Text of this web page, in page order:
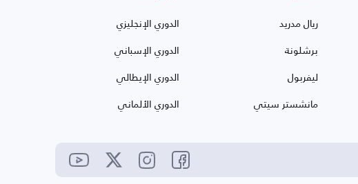
ريال مدريد
برشلونة
ليفربول
مانشستر سيتي
الدوري الإنجليزي
الدوري الإسباني
الدوري الإيطالي
الدوري الألماني